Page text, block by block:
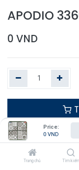
Price:
0 VND
Trang chủ Tìm kiếm
APODIO
0 VND